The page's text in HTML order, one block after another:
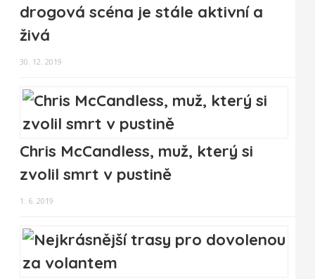
drogová scéna je stále aktivní a
živá
30. 12. 2019
Chris McCandless, muž, který si
zvolil smrt v pustině
1. 6. 2019